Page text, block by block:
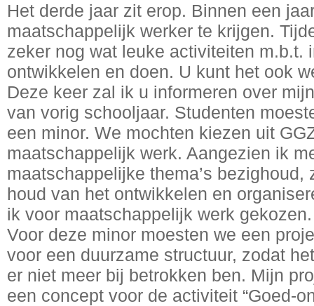
Het derde jaar zit erop. Binnen een
maatschappelijk werker te krijgen.
zeker nog wat leuke activiteiten m.b.t.
ontwikkelen en doen. U kunt het ook
Deze keer zal ik u informeren over
van vorig schooljaar. Studenten
een minor. We mochten kiezen uit
maatschappelijk werk. Aangezien ik
maatschappelijke thema’s
houd van het ontwikkelen en
ik voor maatschappelijk werk gekozen.
Voor deze minor moesten we een
voor een duurzame structuur, zodat
er niet meer bij betrokken ben. Mijn
een concept voor de activiteit “Goed-